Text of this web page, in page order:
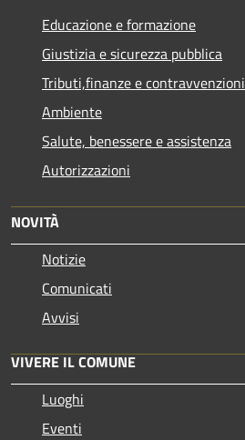
Educazione e formazione
Giustizia e sicurezza pubblica
Tributi,finanze e contravvenzioni
Ambiente
Salute, benessere e assistenza
Autorizzazioni
NOVITÀ
Notizie
Comunicati
Avvisi
VIVERE IL COMUNE
Luoghi
Eventi